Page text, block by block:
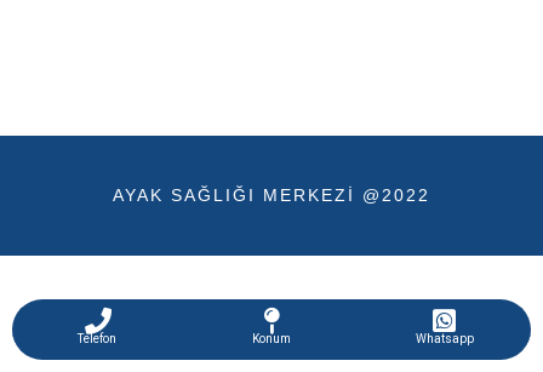
AYAK SAĞLIĞI MERKEZI @2022